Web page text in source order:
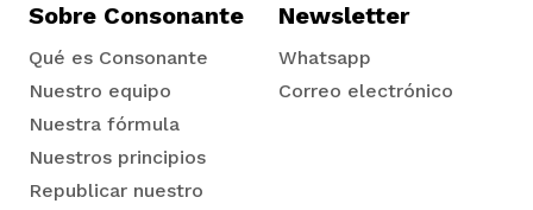
Sobre Consonante
Qué es Consonante
Nuestro equipo
Nuestra fórmula
Nuestros principios
Republicar nuestro
Newsletter
Whatsapp
Correo electrónico